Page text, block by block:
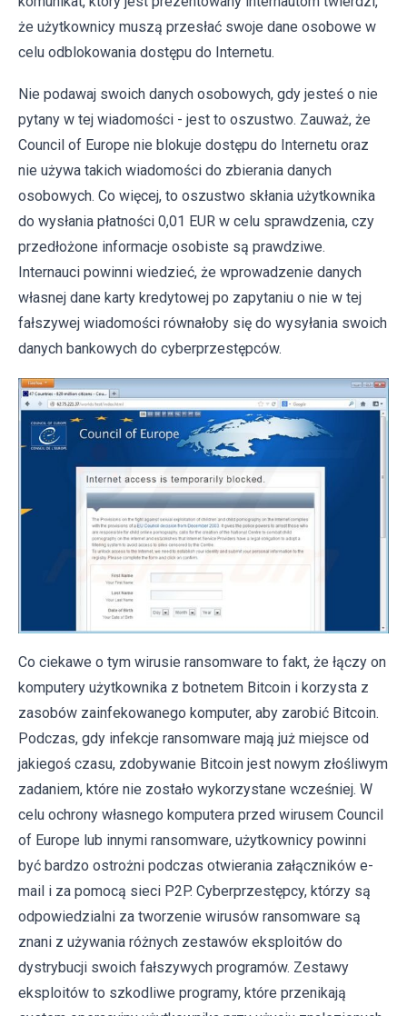
że użytkownicy muszą przesłać swoje dane osobowe w
celu odblokowania dostępu do Internetu.
Nie podawaj swoich danych osobowych, gdy jesteś o nie
pytany w tej wiadomości - jest to oszustwo. Zauważ, że
Council of Europe nie blokuje dostępu do Internetu oraz
nie używa takich wiadomości do zbierania danych
osobowych. Co więcej, to oszustwo skłania użytkownika
do wysłania płatności 0,01 EUR w celu sprawdzenia, czy
przedłożone informacje osobiste są prawdziwe.
Internauci powinni wiedzieć, że wprowadzenie danych
własnej dane karty kredytowej po zapytaniu o nie w tej
fałszywej wiadomości równałoby się do wysyłania swoich
danych bankowych do cyberprzestępców.
Co ciekawe o tym wirusie ransomware to fakt, że łączy on
komputery użytkownika z botnetem Bitcoin i korzysta z
zasobów zainfekowanego komputer, aby zarobić Bitcoin.
Podczas, gdy infekcje ransomware mają już miejsce od
jakiegoś czasu, zdobywanie Bitcoin jest nowym złośliwym
zadaniem, które nie zostało wykorzystane wcześniej. W
celu ochrony własnego komputera przed wirusem Council
of Europe lub innymi ransomware, użytkownicy powinni
być bardzo ostrożni podczas otwierania załączników e-
mail i za pomocą sieci P2P. Cyberprzestępcy, którzy są
odpowiedzialni za tworzenie wirusów ransomware są
znani z używania różnych zestawów eksploitów do
dystrybucji swoich fałszywych programów. Zestawy
eksploitów to szkodliwe programy, które przenikają